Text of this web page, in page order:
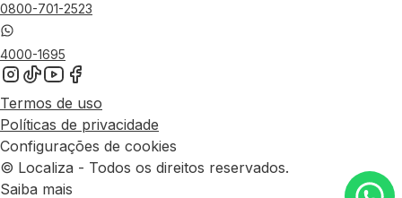
0800-701-2523
4000-1695
Termos de uso
Políticas de privacidade
Configurações de cookies
© Localiza - Todos os direitos reservados.
Saiba mais